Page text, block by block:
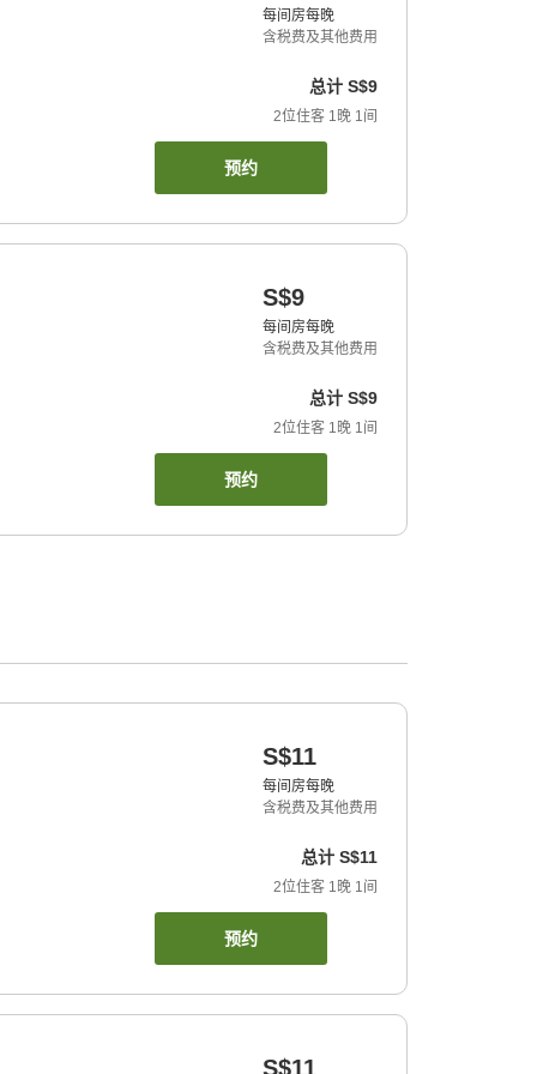
每间房每晚
含税费及其他费用
总计 S$9
2位住客 1晚 1间
预约
S$9
每间房每晚
含税费及其他费用
总计 S$9
2位住客 1晚 1间
预约
S$11
每间房每晚
含税费及其他费用
总计 S$11
2位住客 1晚 1间
预约
S$11